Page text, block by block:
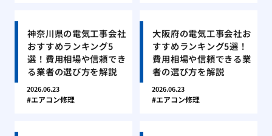
神奈川県の電気工事会社
おすすめランキング5
選！費用相場や信頼でき
る業者の選び方を解説
2026.06.23
エアコン修理
大阪府の電気工事会社お
すすめランキング5選！
費用相場や信頼できる業
者の選び方を解説
2026.06.23
エアコン修理